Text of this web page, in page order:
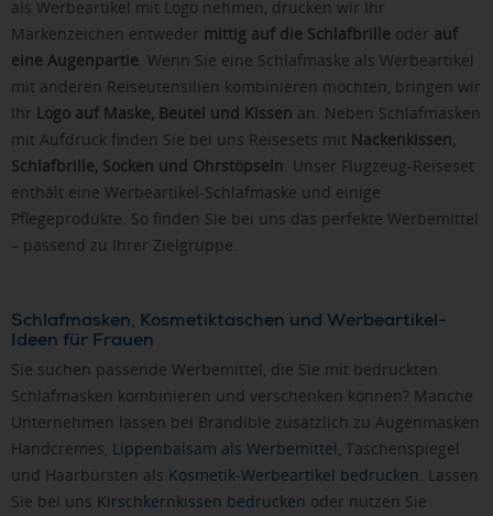
als Werbeartikel mit Logo nehmen, drucken wir Ihr
Markenzeichen entweder mittig auf die Schlafbrille oder auf
eine Augenpartie. Wenn Sie eine Schlafmaske als Werbeartikel
mit anderen Reiseutensilien kombinieren möchten, bringen wir
Ihr Logo auf Maske, Beutel und Kissen an. Neben Schlafmasken
mit Aufdruck finden Sie bei uns Reisesets mit Nackenkissen,
Schlafbrille, Socken und Ohrstöpseln. Unser Flugzeug-Reiseset
enthält eine Werbeartikel-Schlafmaske und einige
Pflegeprodukte. So finden Sie bei uns das perfekte Werbemittel
– passend zu Ihrer Zielgruppe.
Schlafmasken, Kosmetiktaschen und Werbeartikel-
Ideen für Frauen
Sie suchen passende Werbemittel, die Sie mit bedruckten
Schlafmasken kombinieren und verschenken können? Manche
Unternehmen lassen bei Brandible zusätzlich zu Augenmasken
Handcremes, Lippenbalsam als Werbemittel, Taschenspiegel
und Haarbürsten als Kosmetik-Werbeartikel bedrucken. Lassen
Sie bei uns Kirschkernkissen bedrucken oder nutzen Sie